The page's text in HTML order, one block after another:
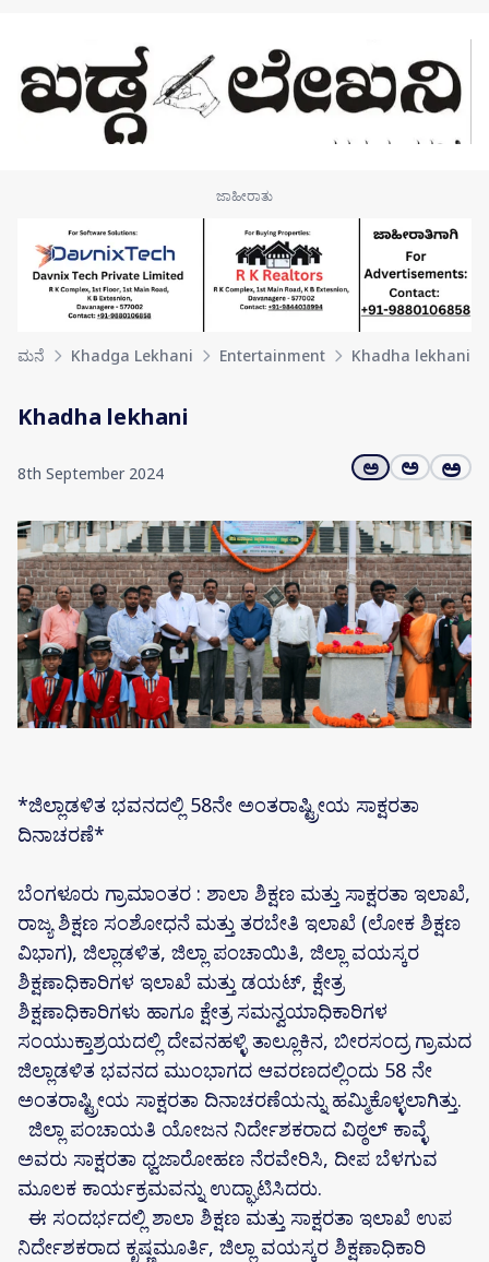
ಮನೆ Khadga Lekhani Entertainment Khadha lekhani
Khadha lekhani
8th September 2024 ಅ ಅ ಅ
*ಜಿಲ್ಲಾಡಳಿತ ಭವನದಲ್ಲಿ 58ನೇ ಅಂತರಾಷ್ಟ್ರೀಯ ಸಾಕ್ಷರತಾ
ದಿನಾಚರಣೆ*
ಬೆಂಗಳೂರು ಗ್ರಾಮಾಂತರ : ಶಾಲಾ ಶಿಕ್ಷಣ ಮತ್ತು ಸಾಕ್ಷರತಾ ಇಲಾಖೆ,
ರಾಜ್ಯ ಶಿಕ್ಷಣ ಸಂಶೋಧನೆ ಮತ್ತು ತರಬೇತಿ ಇಲಾಖೆ (ಲೋಕ ಶಿಕ್ಷಣ
ವಿಭಾಗ), ಜಿಲ್ಲಾಡಳಿತ, ಜಿಲ್ಲಾ ಪಂಚಾಯಿತಿ, ಜಿಲ್ಲಾ ವಯಸ್ಕರ
ಶಿಕ್ಷಣಾಧಿಕಾರಿಗಳ ಇಲಾಖೆ ಮತ್ತು ಡಯಟ್, ಕ್ಷೇತ್ರ
ಶಿಕ್ಷಣಾಧಿಕಾರಿಗಳು ಹಾಗೂ ಕ್ಷೇತ್ರ ಸಮನ್ವಯಾಧಿಕಾರಿಗಳ
ಸಂಯುಕ್ತಾಶ್ರಯದಲ್ಲಿ ದೇವನಹಳ್ಳಿ ತಾಲ್ಲೂಕಿನ, ಬೀರಸಂದ್ರ ಗ್ರಾಮದ
ಜಿಲ್ಲಾಡಳಿತ ಭವನದ ಮುಂಭಾಗದ ಆವರಣದಲ್ಲಿಂದು 58 ನೇ
ಅಂತರಾಷ್ಟ್ರೀಯ ಸಾಕ್ಷರತಾ ದಿನಾಚರಣೆಯನ್ನು ಹಮ್ಮಿಕೊಳ್ಳಲಾಗಿತ್ತು.
ಜಿಲ್ಲಾ ಪಂಚಾಯತಿ ಯೋಜನ ನಿರ್ದೇಶಕರಾದ ವಿಠ್ಠಲ್ ಕಾವ್ಳೆ
ಅವರು ಸಾಕ್ಷರತಾ ಧ್ವಜಾರೋಹಣ ನೆರವೇರಿಸಿ, ದೀಪ ಬೆಳಗುವ
ಮೂಲಕ ಕಾರ್ಯಕ್ರಮವನ್ನು ಉದ್ಘಾಟಿಸಿದರು.
ಈ ಸಂದರ್ಭದಲ್ಲಿ ಶಾಲಾ ಶಿಕ್ಷಣ ಮತ್ತು ಸಾಕ್ಷರತಾ ಇಲಾಖೆ ಉಪ‌
ನಿರ್ದೇಶಕರಾದ ಕೃಷ್ಣಮೂರ್ತಿ, ಜಿಲ್ಲಾ ವಯಸ್ಕರ ಶಿಕ್ಷಣಾಧಿಕಾರಿ